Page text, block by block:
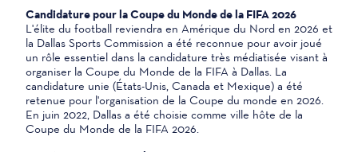
Candidature pour la Coupe du Monde de la FIFA 2026
L'élite du football reviendra en Amérique du Nord en 2026 et
la Dallas Sports Commission a été reconnue pour avoir joué
un rôle essentiel dans la candidature très médiatisée visant à
organiser la Coupe du Monde de la FIFA à Dallas. La
candidature unie (États-Unis, Canada et Mexique) a été
retenue pour l'organisation de la Coupe du monde en 2026.
En juin 2022, Dallas a été choisie comme ville hôte de la
Coupe du Monde de la FIFA 2026.